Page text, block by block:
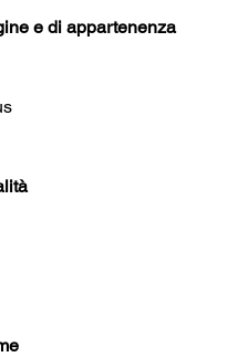
e di appartenenza